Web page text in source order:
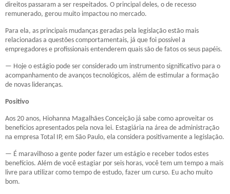
direitos passaram a ser respeitados. O principal deles, o de recesso
remunerado, gerou muito impactou no mercado.
Para ela, as principais mudanças geradas pela legislação estão mais
relacionadas a questões comportamentais, já que foi possível a
empregadores e profissionais entenderem quais são de fatos os seus papéis.
— Hoje o estágio pode ser considerado um instrumento significativo para o
acompanhamento de avanços tecnológicos, além de estimular a formação
de novas lideranças.
Positivo
Aos 20 anos, Hiohanna Magalhães Conceição já sabe como aproveitar os
benefícios apresentados pela nova lei. Estagiária na área de administração
na empresa Total IP, em São Paulo, ela considera positivamente a legislação.
— É maravilhoso a gente poder fazer um estágio e receber todos estes
benefícios. Além de você estagiar por seis horas, você tem um tempo a mais
livre para utilizar como tempo de estudo, fazer um curso. Eu acho muito
bom.